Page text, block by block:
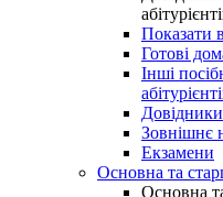
Показати
Готові
Інші
Довідники
Зовнішнє
Екзамени
Основна та
Основна